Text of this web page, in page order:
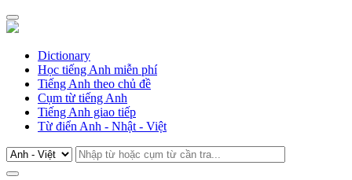
Dictionary
Học tiếng Anh miễn phí
Tiếng Anh theo chủ đề
Cụm từ tiếng Anh
Tiếng Anh giao tiếp
Từ điển Anh - Nhật - Việt